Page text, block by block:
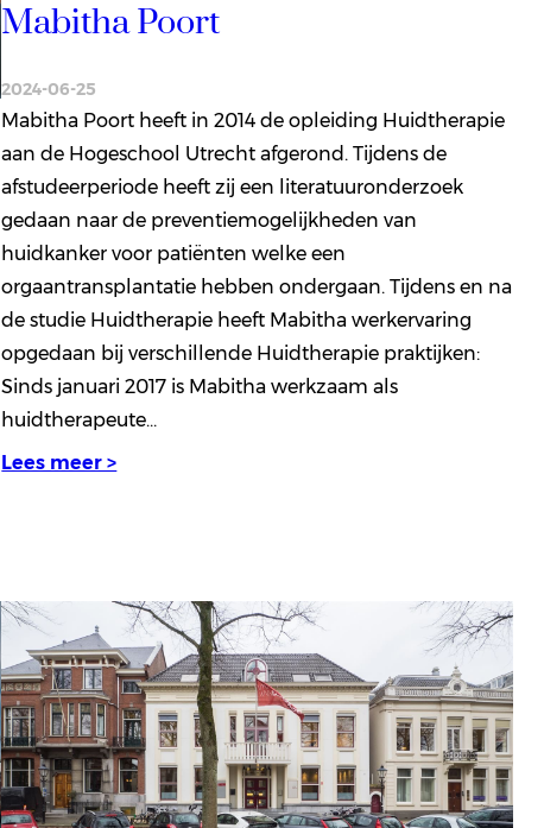
Mabitha Poort
2024-06-25
Mabitha Poort heeft in 2014 de opleiding Huidtherapie
aan de Hogeschool Utrecht afgerond. Tijdens de
afstudeerperiode heeft zij een literatuuronderzoek
gedaan naar de preventiemogelijkheden van
huidkanker voor patiënten welke een
orgaantransplantatie hebben ondergaan. Tijdens en na
de studie Huidtherapie heeft Mabitha werkervaring
opgedaan bij verschillende Huidtherapie praktijken:
Sinds januari 2017 is Mabitha werkzaam als
huidtherapeute…
Lees meer >